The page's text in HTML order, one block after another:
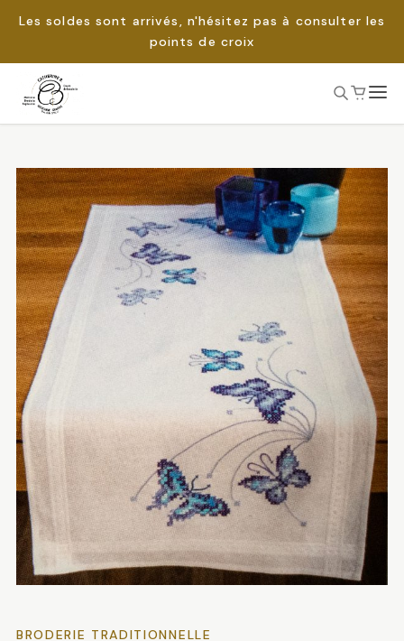
Les soldes sont arrivés, n'hésitez pas à consulter les
points de croix
Passer
BRODERIE TRADITIONNELLE